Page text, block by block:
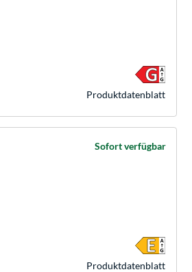
Produkt­datenblatt
Sofort verfügbar
Produkt­datenblatt